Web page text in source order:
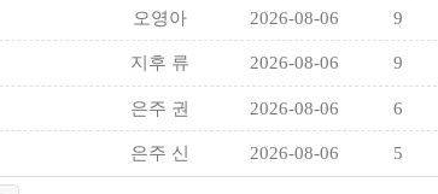
오영아 2026-08-06 9
지후 류 2026-08-06 9
은주 권 2026-08-06 6
은주 신 2026-08-06 5